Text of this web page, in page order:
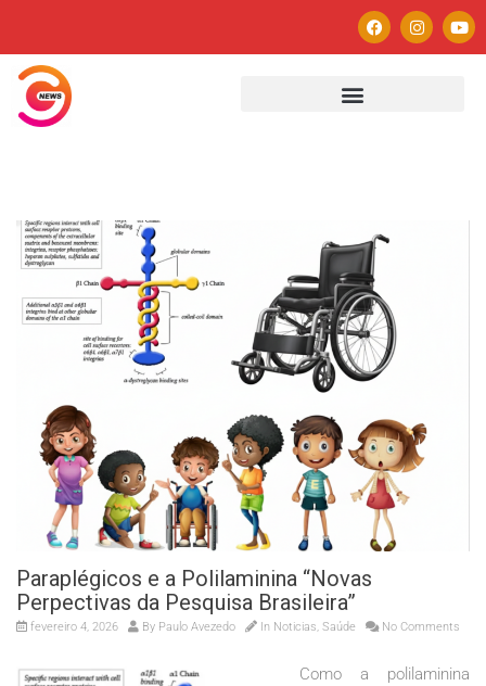
Paraplégicos e a Polilaminina “Novas
Perpectivas da Pesquisa Brasileira”
fevereiro 4, 2026 By Paulo Avezedo In Noticias, Saúde No Comments
Como a polilaminina